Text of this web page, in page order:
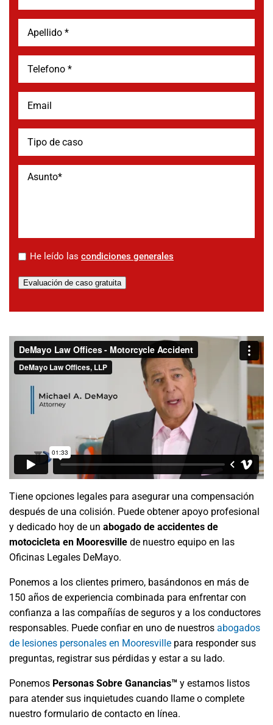
* He leído las condiciones generales
Evaluación de caso gratuita
Tiene opciones legales para asegurar una compensación
después de una colisión. Puede obtener apoyo profesional
y dedicado hoy de un abogado de accidentes de
motocicleta en Mooresville de nuestro equipo en las
Oficinas Legales DeMayo.
Ponemos a los clientes primero, basándonos en más de
150 años de experiencia combinada para enfrentar con
confianza a las compañías de seguros y a los conductores
responsables. Puede confiar en uno de nuestros abogados
de lesiones personales en Mooresville para responder sus
preguntas, registrar sus pérdidas y estar a su lado.
Ponemos Personas Sobre Ganancias™ y estamos listos
para atender sus inquietudes cuando llame o complete
nuestro formulario de contacto en línea.